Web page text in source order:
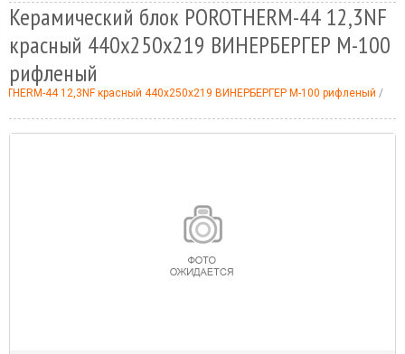
Керамический блок POROTHERM-44 12,3NF
красный 440x250x219 ВИНЕРБЕРГЕР М-100
рифленый
44 12,3NF красный 440x250x219 ВИНЕРБЕРГЕР М-100 рифленый